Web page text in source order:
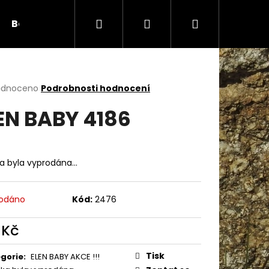
Bambule Háčky Duté vlákno
Hledat PřihlášeníNákupní
košík
Podrobnosti hodnocení
BABY 4186
byla vyprodána…
Kód: 2476
: ELEN BABY AKCE !!!
Tisk